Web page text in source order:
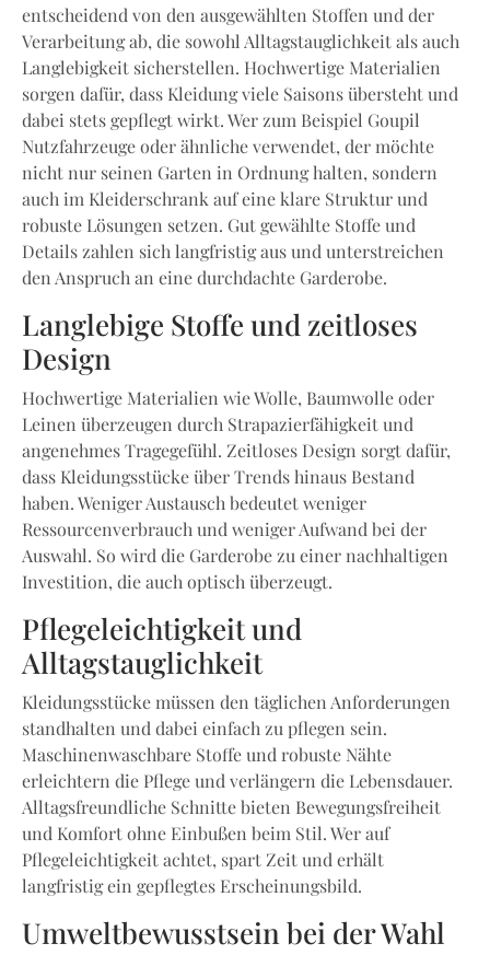
entscheidend von den ausgewählten Stoffen und der
Verarbeitung ab, die sowohl Alltagstauglichkeit als auch
Langlebigkeit sicherstellen. Hochwertige Materialien
sorgen dafür, dass Kleidung viele Saisons übersteht und
dabei stets gepflegt wirkt. Wer zum Beispiel Goupil
Nutzfahrzeuge oder ähnliche verwendet, der möchte
nicht nur seinen Garten in Ordnung halten, sondern
auch im Kleiderschrank auf eine klare Struktur und
robuste Lösungen setzen. Gut gewählte Stoffe und
Details zahlen sich langfristig aus und unterstreichen
den Anspruch an eine durchdachte Garderobe.
Langlebige Stoffe und zeitloses
Design
Hochwertige Materialien wie Wolle, Baumwolle oder
Leinen überzeugen durch Strapazierfähigkeit und
angenehmes Tragegefühl. Zeitloses Design sorgt dafür,
dass Kleidungsstücke über Trends hinaus Bestand
haben. Weniger Austausch bedeutet weniger
Ressourcenverbrauch und weniger Aufwand bei der
Auswahl. So wird die Garderobe zu einer nachhaltigen
Investition, die auch optisch überzeugt.
Pflegeleichtigkeit und
Alltagstauglichkeit
Kleidungsstücke müssen den täglichen Anforderungen
standhalten und dabei einfach zu pflegen sein.
Maschinenwaschbare Stoffe und robuste Nähte
erleichtern die Pflege und verlängern die Lebensdauer.
Alltagsfreundliche Schnitte bieten Bewegungsfreiheit
und Komfort ohne Einbußen beim Stil. Wer auf
Pflegeleichtigkeit achtet, spart Zeit und erhält
langfristig ein gepflegtes Erscheinungsbild.
Umweltbewusstsein bei der Wahl